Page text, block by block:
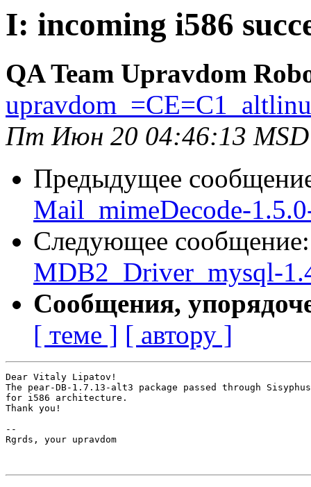
I: incoming i586
QA Team Upravdom
Пт Июн 20 04:46:13
Предыдущее
Mail_mimeDecode-
Следующее
MDB2_Driver_mysql-
Сообщения,
[ теме ] [ автору ]
Dear Vitaly Lipatov!
The pear-DB-1.7.13-alt3 package passed through
for i586 architecture.
Thank you!
--
Rgrds, your upravdom